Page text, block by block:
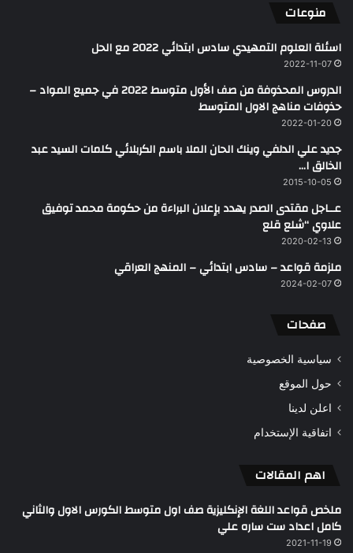
منوعات
اسئلة العلوم التمهيدي سادس ابتدائي 2022 مع الحل
2022-11-07
الدروس المحذوفة من صف الأول متوسط 2022 في جميع المواد –
حذوفات مناهج الاول المتوسط
2022-01-20
جديد علي الدلفي وينك الحان الملا باسم الكربلائي كلمات السيد عبد
الخالق ا…
2015-10-05
عــاجل مقتدى الصدر يهدد بإعلان البراءة من حكومة محمد توفيق
علاوي “شلع قلع
2020-02-13
ملزمة قواعد – سادس ابتدائي – المنهج العراقي
2024-02-07
صفحات
سياسية الخصوصية
حول الموقع
اعلن لدينا
اتفاقية الإستخدام
اهم المقالات
ملخص قواعد اللغة الإنكليزية صف اول متوسط الكورس الاول والثاني
كامل اعداد ست ساره علي
2021-11-19